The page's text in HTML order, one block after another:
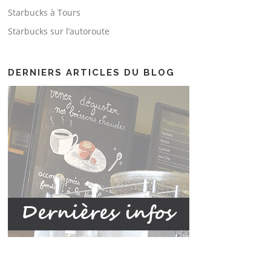
Starbucks à Tours
Starbucks sur l’autoroute
DERNIERS ARTICLES DU BLOG